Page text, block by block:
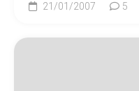
21/01/2007 5